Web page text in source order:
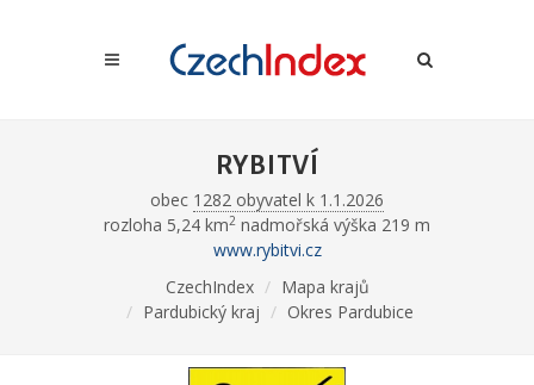
RYBITVÍ
obec 1282 obyvatel k 1.1.2026
rozloha 5,24 km2 nadmořská výška 219 m
www.rybitvi.cz
CzechIndex
Mapa krajů
Pardubický kraj
Okres Pardubice